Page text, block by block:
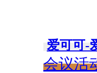
爱可可-
会议活